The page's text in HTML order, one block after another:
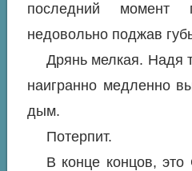
последний момент
недовольно поджав
Дрянь мелкая. Надя
наигранно медленно
дым.
Потерпит.
В конце концов,